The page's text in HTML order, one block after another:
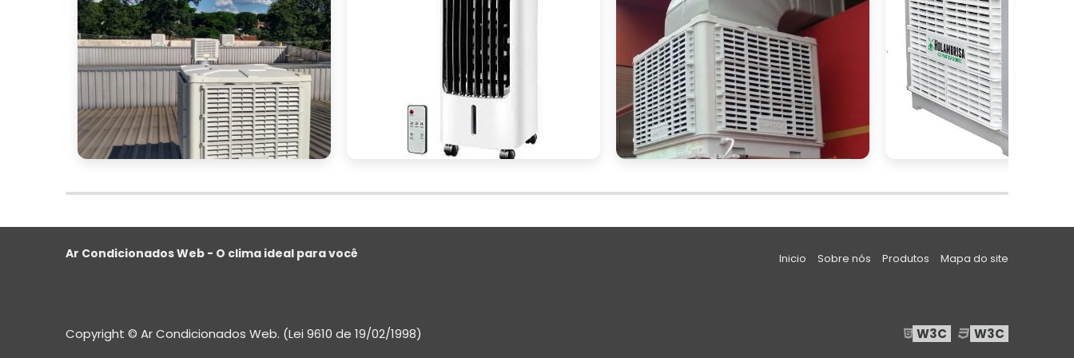
Ao seguir essas diretrizes, você estará mais bem preparado para escolher o ventilador
climatizador de água ideal que atenda às necessidades do seu ambiente comercial, garantindo
conforto e eficiência para todos.
CONCLUSÃO
Investir em um ventilador climatizador de água é uma excelente decisão para ambientes
comerciais que buscam conforto, eficiência e economia.
Com a capacidade de resfriar e umidificar o ar, esses equipamentos proporcionam um
aumentando a satisfação geral.
Ao escolher o ventilador climatizador ideal, é fundamental considerar o tamanho do ambiente,
As avaliações de outros usuários também podem ser um guia valioso na hora da compra.
Ar Condicionados Web - O clima ideal para você Inicio Sobre nós Produtos Mapa do site
Copyright © Ar Condicionados Web. (Lei 9610 de 19/02/1998) W3C W3C